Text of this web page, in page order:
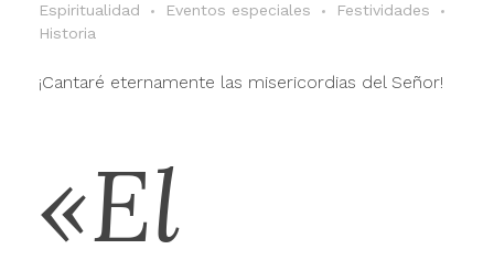
Espiritualidad
Eventos especiales
Festividades
Historia
¡Cantaré eternamente las misericordias del Señor!
«El